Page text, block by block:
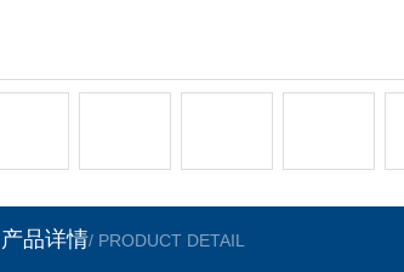
产品详情/ PRODUCT DETAIL